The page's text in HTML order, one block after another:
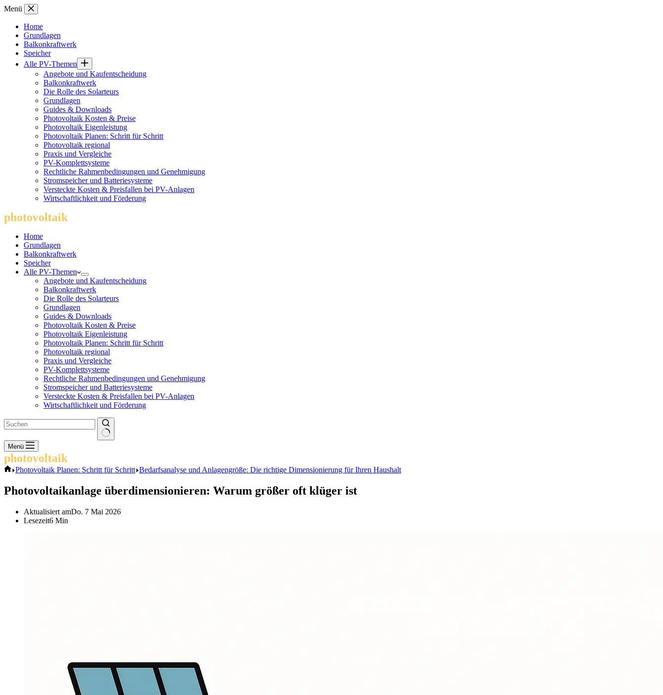
Zum
springen
Menü
Home
Grundlagen
Balkonkraftwerk
Speicher
Alle PV-Themen
Angebote und Kaufentscheidung
Balkonkraftwerk
Die Rolle des Solarteurs
Grundlagen
Guides & Downloads
Photovoltaik Kosten & Preise
Photovoltaik Eigenleistung
Photovoltaik Planen: Schritt für Schritt
Photovoltaik regional
Praxis und Vergleiche
PV-Komplettsysteme
Rechtliche Rahmenbedingungen und Genehmigung
Stromspeicher und Batteriesysteme
Versteckte Kosten & Preisfallen bei PV-Anlagen
Wirtschaftlichkeit und Förderung
photovoltaik
Home
Grundlagen
Balkonkraftwerk
Speicher
Alle PV-Themen
Angebote und Kaufentscheidung
Balkonkraftwerk
Die Rolle des Solarteurs
Grundlagen
Guides & Downloads
Photovoltaik Kosten & Preise
Photovoltaik Eigenleistung
Photovoltaik Planen: Schritt für Schritt
Photovoltaik regional
Praxis und Vergleiche
PV-Komplettsysteme
Rechtliche Rahmenbedingungen und Genehmigung
Stromspeicher und Batteriesysteme
Versteckte Kosten & Preisfallen bei PV-Anlagen
Wirtschaftlichkeit und Förderung
Keine
Ergebnisse
Menü
photovoltaik
Start
Photovoltaik Planen: Schritt für Schritt Bedarfsanalyse und Anlagengröße: Die richtige Dimensionierung für Ihren Haushalt
Photovoltaikanlage überdimensionieren: Warum größer oft klüger ist
Aktualisiert amDo. 7 Mai 2026
Lesezeit6 Min